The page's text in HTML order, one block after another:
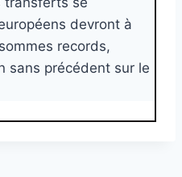
devront à
records,
sans précédent sur le